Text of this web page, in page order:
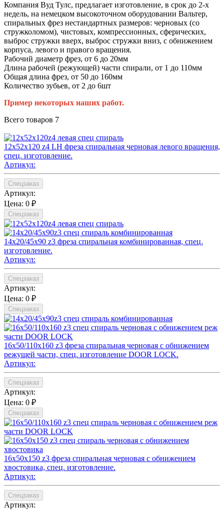
Компания Вуд Тулс, предлагает изготовление, в срок до 2-х
недель, на немецком высокоточном оборудовании Вальтер,
спиральных фрез нестандартных размеров: черновых (со
стружколомом), чистовых, компрессионных, сферических,
выброс стружки вверх, выброс стружки вниз, с обнижением
корпуса, левого и правого вращения.
Рабочий диаметр фрез, от 6 до 20мм
Длина рабочей (режующей) части спирали, от 1 до 110мм
Общая длина фрез, от 50 до 160мм
Количество зубьев, от 2 до 6шт
Пример некоторых наших работ.
Всего товаров 7
12х52х120 z4 LH фреза спиральная черновая левого вращения,
спец. изготовление.
Артикул:
Спецзаказ
Артикул:
Цена: 0 ₽
Спецзаказ
14х20/45х90 z3 фреза спиральная комбинированная, спец.
изготовление.
Артикул:
Спецзаказ
Артикул:
Цена: 0 ₽
Спецзаказ
16х50/110х160 z3 фреза спиральная черновая с обнижением
режущей части, спец. изготовление DOOR LOCK.
Артикул:
Спецзаказ
Артикул:
Цена: 0 ₽
Спецзаказ
16х50х150 z3 фреза спиральная черновая с обнижением
хвостовика, спец. изготовление.
Артикул:
Спецзаказ
Артикул: